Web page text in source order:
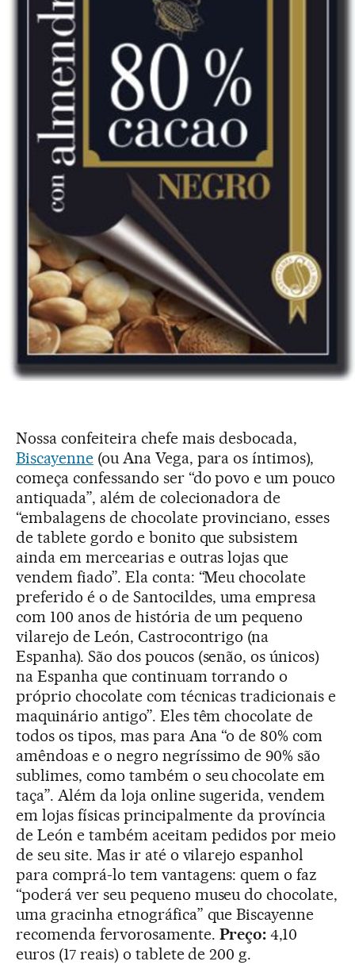
Nossa confeiteira chefe mais desbocada,
Biscayenne(ou Ana Vega, para os íntimos),
começa confessando ser “do povo e um pouco
antiquada”, além de colecionadora de
“embalagens de chocolate provinciano, esses
de tablete gordo e bonito que subsistem
ainda em mercearias e outras lojas que
vendem fiado”. Ela conta: “Meu chocolate
preferido é o de Santocildes, uma empresa
com 100 anos de história de um pequeno
vilarejo de León, Castrocontrigo (na
Espanha). São dos poucos (senão, os únicos)
na Espanha que continuam torrando o
próprio chocolate com técnicas tradicionais e
maquinário antigo”. Eles têm chocolate de
todos os tipos, mas para Ana “o de 80% com
amêndoas e o negro negríssimo de 90% são
sublimes, como também o seu chocolate em
taça”. Além da loja online sugerida, vendem
em lojas físicas principalmente da província
de León e também aceitam pedidos por meio
de seu site. Mas ir até o vilarejo espanhol
para comprá-lo tem vantagens: quem o faz
“poderá ver seu pequeno museu do chocolate,
uma gracinha etnográfica” que Biscayenne
recomenda fervorosamente. Preço: 4,10
euros (17 reais) o tablete de 200 g.